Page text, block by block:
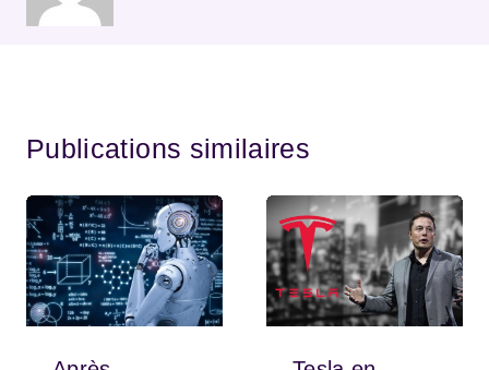
Publications similaires